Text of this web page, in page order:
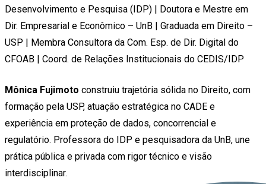
Desenvolvimento e Pesquisa (IDP) | Doutora e Mestre em
Dir. Empresarial e Econômico – UnB | Graduada em Direito –
USP | Membra Consultora da Com. Esp. de Dir. Digital do
CFOAB | Coord. de Relações Institucionais do CEDIS/IDP
Mônica Fujimoto construiu trajetória sólida no Direito, com
formação pela USP, atuação estratégica no CADE e
experiência em proteção de dados, concorrencial e
regulatório. Professora do IDP e pesquisadora da UnB, une
prática pública e privada com rigor técnico e visão
interdisciplinar.